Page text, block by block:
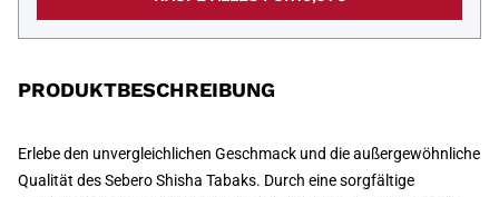
PRODUKTBESCHREIBUNG
Erlebe den unvergleichlichen Geschmack und die außergewöhnliche
Qualität des Sebero Shisha Tabaks. Durch eine sorgfältige